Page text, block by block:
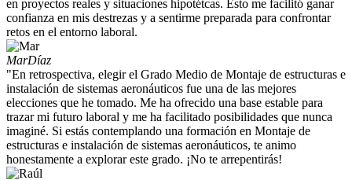
en proyectos reales y situaciones hipotétcas. Esto me facilitó ganar
confianza en mis destrezas y a sentirme preparada para confrontar
retos en el entorno laboral.
MarDíaz
"En retrospectiva, elegir el Grado Medio de Montaje de estructuras e
instalación de sistemas aeronáuticos fue una de las mejores
elecciones que he tomado. Me ha ofrecido una base estable para
trazar mi futuro laboral y me ha facilitado posibilidades que nunca
imaginé. Si estás contemplando una formación en Montaje de
estructuras e instalación de sistemas aeronáuticos, te animo
honestamente a explorar este grado. ¡No te arrepentirás!